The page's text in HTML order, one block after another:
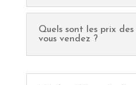
Quels sont les prix
vous vendez ?